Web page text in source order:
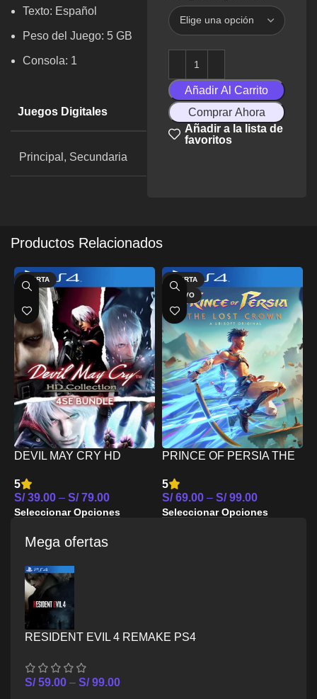
Texto: Español
Peso del Juego: 5 GB
Consola: 1
Juegos Digitales
Principal, Secundaria
Añadir Al Carrito
Comprar Ahora
Añadir a la lista de
favoritos
Productos Relacionados
OFERTA
DEVIL MAY CRY HD
BUNDLE PS4
5
S/39.00 – S/79.00
Seleccionar Opciones
OFERTA
NUEVO
PRINCE OF PERSIA THE
5
S/69.00 – S/99.00
Seleccionar Opciones
Mega ofertas
RESIDENT EVIL 4 REMAKE PS4
S/59.00 – S/99.00